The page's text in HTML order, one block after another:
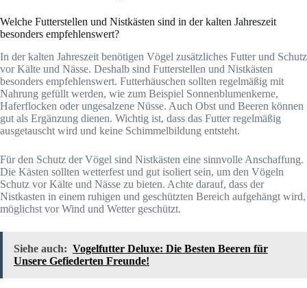
Welche Futterstellen und Nistkästen sind in der kalten Jahreszeit
besonders empfehlenswert?
In der kalten Jahreszeit benötigen Vögel zusätzliches Futter und Schutz
vor Kälte und Nässe. Deshalb sind Futterstellen und Nistkästen
besonders empfehlenswert. Futterhäuschen sollten regelmäßig mit
Nahrung gefüllt werden, wie zum Beispiel Sonnenblumenkerne,
Haferflocken oder ungesalzene Nüsse. Auch Obst und Beeren können
gut als Ergänzung dienen. Wichtig ist, dass das Futter regelmäßig
ausgetauscht wird und keine Schimmelbildung entsteht.
Für den Schutz der Vögel sind Nistkästen eine sinnvolle Anschaffung.
Die Kästen sollten wetterfest und gut isoliert sein, um den Vögeln
Schutz vor Kälte und Nässe zu bieten. Achte darauf, dass der
Nistkasten in einem ruhigen und geschützten Bereich aufgehängt wird,
möglichst vor Wind und Wetter geschützt.
Siehe auch: Vogelfutter Deluxe: Die Besten Beeren für
Unsere Gefiederten Freunde!